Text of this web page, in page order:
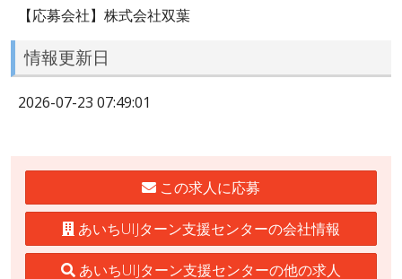
【応募会社】株式会社双葉
情報更新日
2026-07-23 07:49:01
この求人に応募
あいちUIJターン支援センターの会社情報
あいちUIJターン支援センターの他の求人